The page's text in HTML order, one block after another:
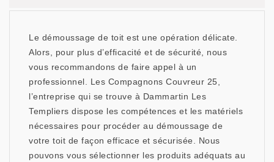
Le démoussage de toit est une opération délicate.
Alors, pour plus d’efficacité et de sécurité, nous
vous recommandons de faire appel à un
professionnel. Les Compagnons Couvreur 25,
l’entreprise qui se trouve à Dammartin Les
Templiers dispose les compétences et les matériels
nécessaires pour procéder au démoussage de
votre toit de façon efficace et sécurisée. Nous
pouvons vous sélectionner les produits adéquats au